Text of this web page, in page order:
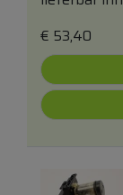
€ 53,40